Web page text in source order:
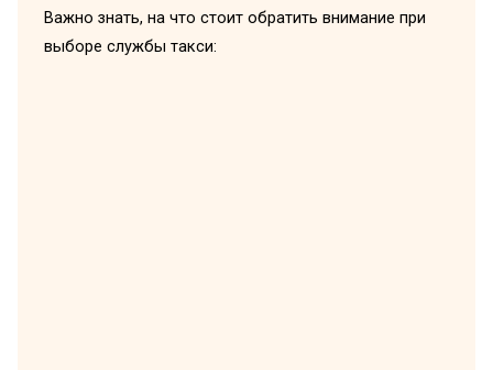
Важно знать, на что стоит обратить внимание при
выборе службы такси: